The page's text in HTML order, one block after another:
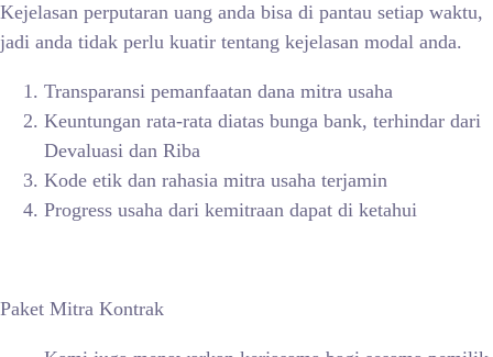
Kejelasan perputaran uang anda bisa di pantau setiap waktu,
jadi anda tidak perlu kuatir tentang kejelasan modal anda.
Transparansi pemanfaatan dana mitra usaha
Keuntungan rata-rata diatas bunga bank, terhindar dari
Devaluasi dan Riba
Kode etik dan rahasia mitra usaha terjamin
Progress usaha dari kemitraan dapat di ketahui
Paket Mitra Kontrak